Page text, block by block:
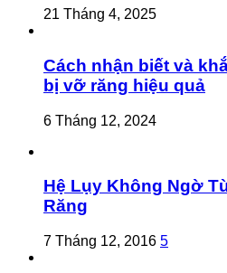
21 Tháng 4, 2025
Cách nhận biết và
bị vỡ răng hiệu quả
6 Tháng 12, 2024
Hệ Lụy Không Ngờ
Răng
7 Tháng 12, 2016 5